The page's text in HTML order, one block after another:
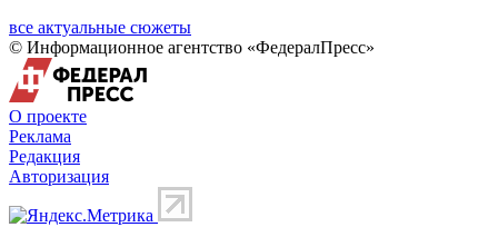
все актуальные сюжеты
© Информационное агентство «ФедералПресс»
О проекте
Реклама
Редакция
Авторизация